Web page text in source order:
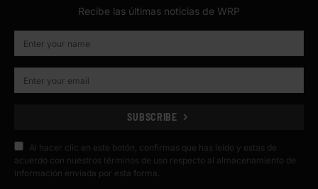
Recibe las últimas noticias de WRP
SUBSCRIBE
Al hacer clic en este botón, confirmas que has leído y estas de
acuerdo con nuestros términos de uso respecto al almacenamiento de
información enviada por esta forma.